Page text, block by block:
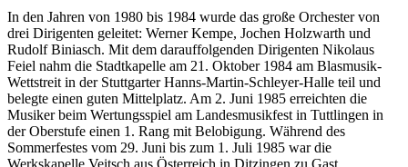
In den Jahren von 1980 bis 1984 wurde das große Orchester von
drei Dirigenten geleitet: Werner Kempe, Jochen Holzwarth und
Rudolf Biniasch. Mit dem darauffolgenden Dirigenten Nikolaus
Feiel nahm die Stadtkapelle am 21. Oktober 1984 am Blasmusik-
Wettstreit in der Stuttgarter Hanns-Martin-Schleyer-Halle teil und
belegte einen guten Mittelplatz. Am 2. Juni 1985 erreichten die
Musiker beim Wertungsspiel am Landesmusikfest in Tuttlingen in
der Oberstufe einen 1. Rang mit Belobigung. Während des
Sommerfestes vom 29. Juni bis zum 1. Juli 1985 war die
Werkskapelle Veitsch aus Österreich in Ditzingen zu Gast.